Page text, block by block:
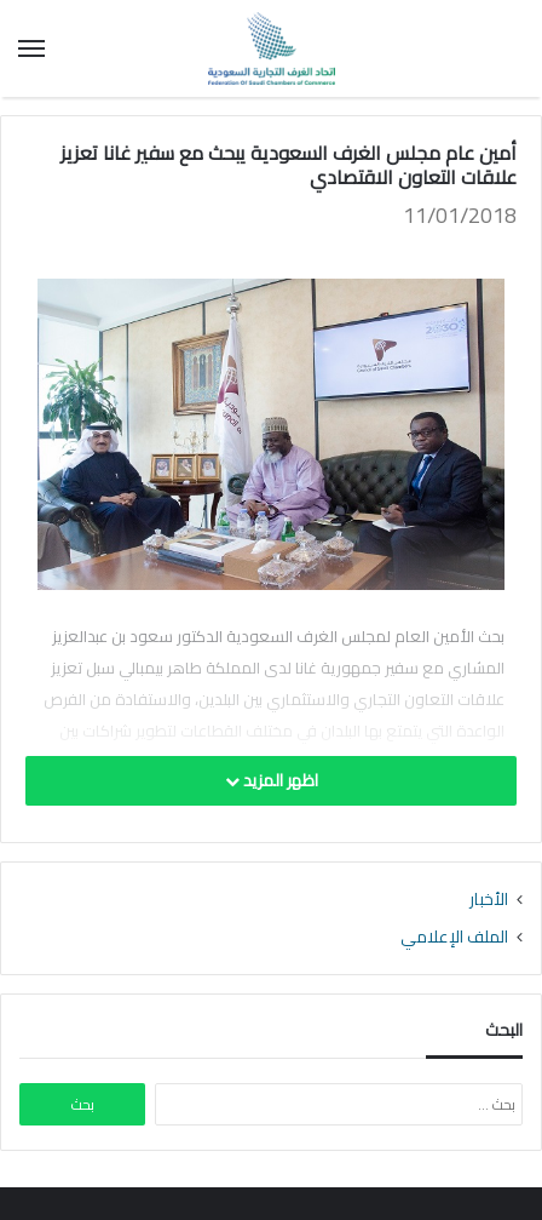
أمين عام مجلس الغرف السعودية يبحث مع سفير غانا تعزيز
علاقات التعاون الاقتصادي
11/01/2018
بحث الأمين العام لمجلس الغرف السعودية الدكتور سعود بن عبدالعزيز
المشاري مع سفير جمهورية غانا لدى المملكة طاهر بيمبالي سبل تعزيز
علاقات التعاون التجاري والاستثماري بين البلدين، والاستفادة من الفرص
الواعدة التي يتمتع بها البلدان في مختلف القطاعات لتطوير شراكات بين
قطاعي الأعمال.
اهتمام المستثمرين السعوديين باستكشاف أسواق وفرص استثمارية
فيما أكد أهمية الدور الذي يمكن أن يلعبه قطاعي الأعمال السعودي
والغاني في تعزيز العلاقات التجارية بين البلدين، معرباً عن استعداد مجلس
الغرف السعودية لتقديم كل أشكال الدعم والمؤازرة لجهود تنمية
اهتمام بلاده بتعزيز علاقاتها الاقتصادية مع المملكة أسوة بالعلاقات
اظهر المزيد
الأخبار
الملف الإعلامي
البحث
البحث
عن: